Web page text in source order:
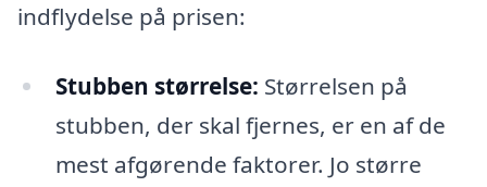
indflydelse på prisen:
Stubben størrelse: Størrelsen på
stubben, der skal fjernes, er en af de
mest afgørende faktorer. Jo større